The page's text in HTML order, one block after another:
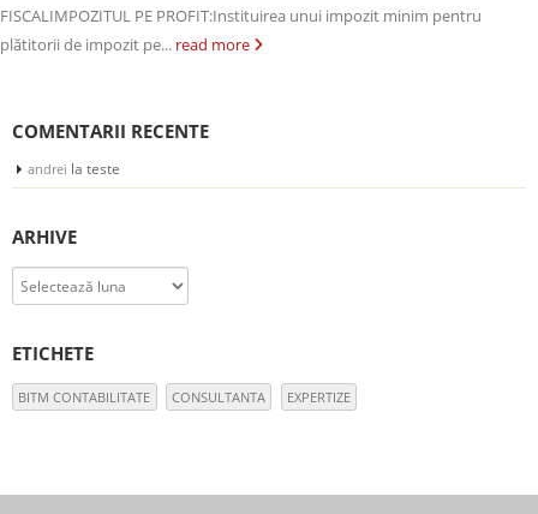
FISCALIMPOZITUL PE PROFIT:Instituirea unui impozit minim pentru
plătitorii de impozit pe... read more
COMENTARII RECENTE
andrei la teste
ARHIVE
Arhive
ETICHETE
BITM CONTABILITATE CONSULTANTA EXPERTIZE